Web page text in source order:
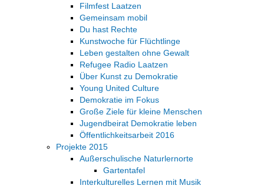
Filmfest Laatzen
Gemeinsam mobil
Du hast Rechte
Kunstwoche für Flüchtlinge
Leben gestalten ohne Gewalt
Refugee Radio Laatzen
Über Kunst zu Demokratie
Young United Culture
Demokratie im Fokus
Große Ziele für kleine Menschen
Jugendbeirat Demokratie leben
Öffentlichkeitsarbeit 2016
Projekte 2015
Außerschulische Naturlernorte
Gartentafel
Interkulturelles Lernen mit Musik